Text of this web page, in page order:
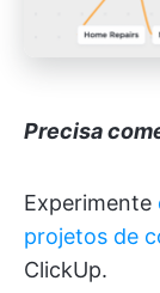
Precisa
Experimente
projetos de
ClickUp.